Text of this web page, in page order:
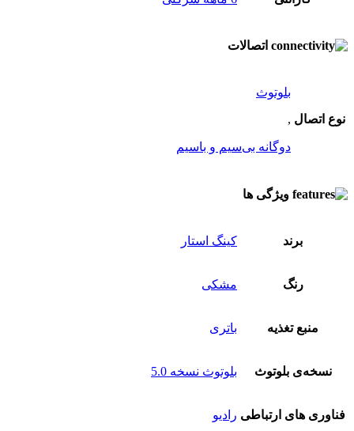
اتصالات
نوع اتصال
بلوتوث
,
دوگانه بی‌سیم و باسیم
ویژگی ها
برند کینگ استار
رنگ مشکی
منبع تغذیه باتری
نسخه‌ی بلوتوث بلوتوث نسخه 5.0
فناوری های ارتباطی رادیو